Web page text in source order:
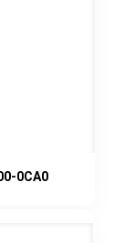
0CA0